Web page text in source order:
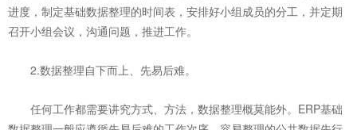
进度，制定基础数据整理的时间表，安排好小组成员的分工，并定期
召开小组会议，沟通问题，推进工作。
2.数据整理自下而上、先易后难。
任何工作都需要讲究方式、方法，数据整理概莫能外。ERP基础